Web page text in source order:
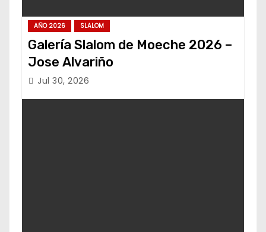
AÑO 2026 SLALOM
Galería Slalom de Moeche 2026 –
Jose Alvariño
Jul 30, 2026